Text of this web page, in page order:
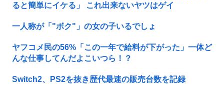
ると簡単にイケる」 これ出来ないヤツはゲイ
一人称が「"ボク"」の女の子いるでしょ
ヤフコメ民の56%「この一年で給料が下がった」一体ど
んな仕事してんだよこいつら！？
Switch2、PS2を抜き歴代最速の販売台数を記録